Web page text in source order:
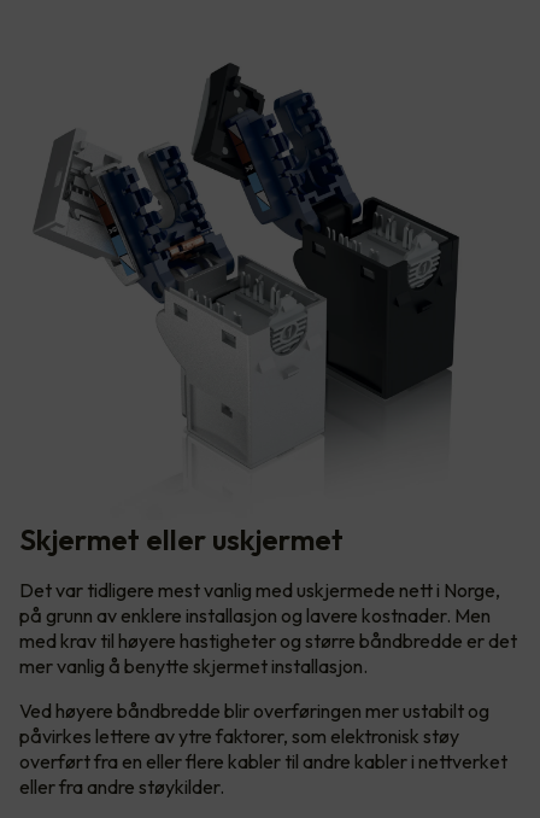
Skjermet eller uskjermet
Det var tidligere mest vanlig med uskjermede nett i Norge,
på grunn av enklere installasjon og lavere kostnader. Men
med krav til høyere hastigheter og større båndbredde er det
mer vanlig å benytte skjermet installasjon.
Ved høyere båndbredde blir overføringen mer ustabilt og
påvirkes lettere av ytre faktorer, som elektronisk støy
overført fra en eller flere kabler til andre kabler i nettverket
eller fra andre støykilder.